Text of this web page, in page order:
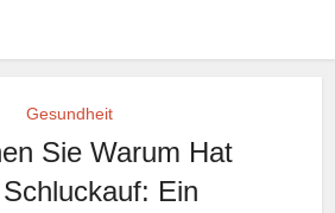
Gesundheit
Sie Warum Hat
Ein